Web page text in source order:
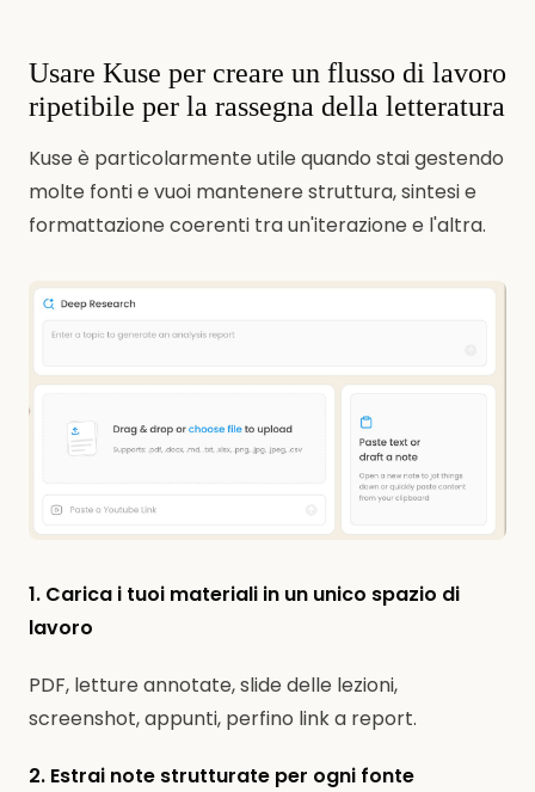
Usare Kuse per creare un flusso di lavoro
ripetibile per la rassegna della letteratura
Kuse è particolarmente utile quando stai gestendo
molte fonti e vuoi mantenere struttura, sintesi e
formattazione coerenti tra un'iterazione e l'altra.
1. Carica i tuoi materiali in un unico spazio di
lavoro
PDF, letture annotate, slide delle lezioni,
screenshot, appunti, perfino link a report.
2. Estrai note strutturate per ogni fonte